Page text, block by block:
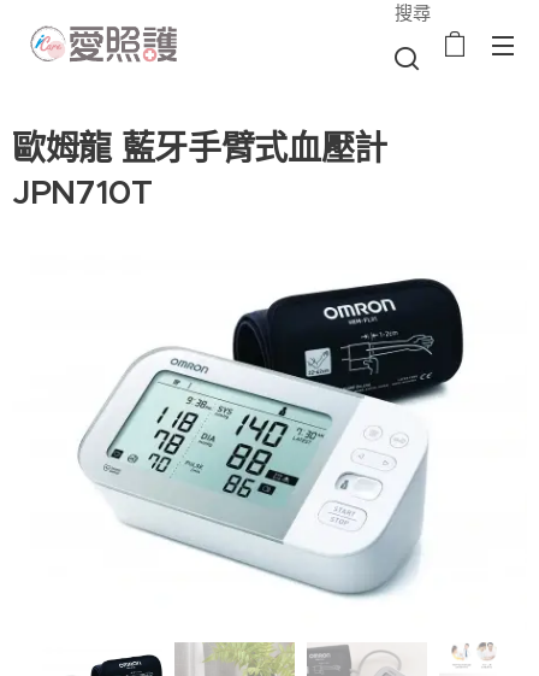
搜尋
歐姆龍 藍牙手臂式血壓計
JPN710T